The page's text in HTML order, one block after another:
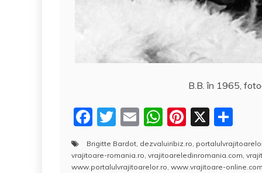
B.B. în 1965,
F
a
c
T
w
itt
E
m
ai
W
h
at
Pi
er
X
a
rt
Brigitte Bardot dezvaluiribiz.ro
vrajitoare-romania.ro vrajitoareledinromania.com
www.portalulvrajitoarelor.ro www.vrajitoare-online.com